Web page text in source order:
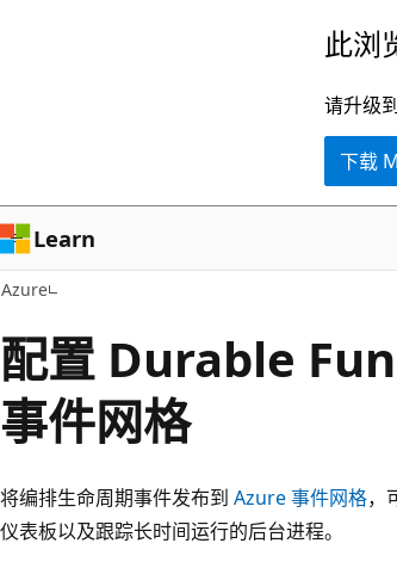
容
此浏
请升级
下载
Learn
Azure
配置 Durable
事件网格
将编排生命周期事件发布到 Azure 事件网格，
仪表板以及跟踪长时间运行的后台进程。